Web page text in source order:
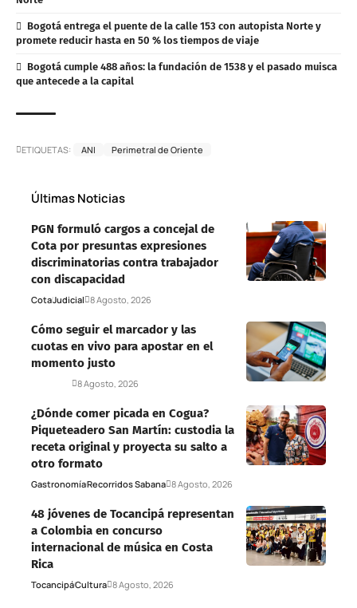
Bogotá entrega el puente de la calle 153 con autopista Norte y
promete reducir hasta en 50 % los tiempos de viaje
Bogotá cumple 488 años: la fundación de 1538 y el pasado muisca
que antecede a la capital
ETIQUETAS: ANI Perimetral de Oriente
Últimas Noticias
PGN formuló cargos a concejal de
Cota por presuntas expresiones
discriminatorias contra trabajador
con discapacidad
CotaJudicial 8 Agosto, 2026
Cómo seguir el marcador y las
cuotas en vivo para apostar en el
momento justo
8 Agosto, 2026
¿Dónde comer picada en Cogua?
Piqueteadero San Martín: custodia la
receta original y proyecta su salto a
otro formato
GastronomíaRecorridos Sabana 8 Agosto, 2026
48 jóvenes de Tocancipá representan
a Colombia en concurso
internacional de música en Costa
Rica
TocancipáCultura 8 Agosto, 2026